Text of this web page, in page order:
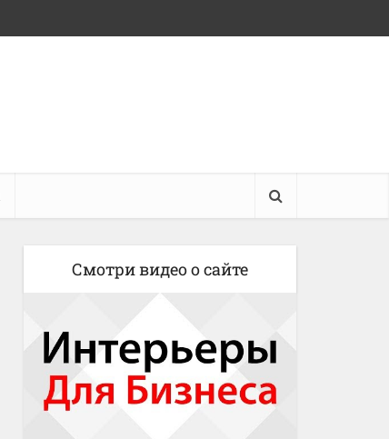
Смотри видео о сайте